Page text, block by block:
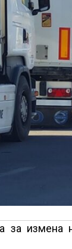
за измена